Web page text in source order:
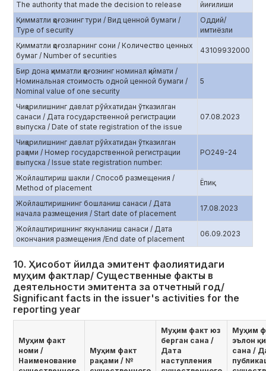
The authority that made the decision to release
йиғилиши
Қимматли қоғознинг тури / Вид ценной бумаги /
Type of security
Оддий/
имтиёзли
Қимматли қоғозларнинг сони / Количество ценных
бумаг / Number of securities
43109932000
Бир дона қимматли қоғознинг номинал қиймати /
Номинальная стоимость одной ценной бумаги /
Nominal value of one security
5
Чиқарилишнинг давлат рўйхатидан ўтказилган
санаси / Дата государственной регистрации
выпуска / Date of state registration of the issue
07.08.2023
Чиқарилишнинг давлат рўйхатидан ўтказилган
рақами / Номер государственной регистрации
выпуска / Issue state registration number:
PO249-24
Жойлаштириш шакли / Способ размещения /
Method of placement
Ёпиқ
Жойлаштиришнинг бошланиш санаси / Дата
начала размещения / Start date of placement
17.08.2023
Жойлаштиришнинг якунланиш санаси / Дата
окончания размещения /End date of placement
06.09.2023
10. Ҳисобот йилда эмитент фаолиятидаги
муҳим фактлар/ Существенные факты в
деятельности эмитента за отчетный год/
Significant facts in the issuer's activities for the
reporting year
Муҳим факт
номи /
Наименование
Муҳим факт
рақами / №
Муҳим факт юз
берган сана /
Дата
наступления
Муҳим
эълон
сана /